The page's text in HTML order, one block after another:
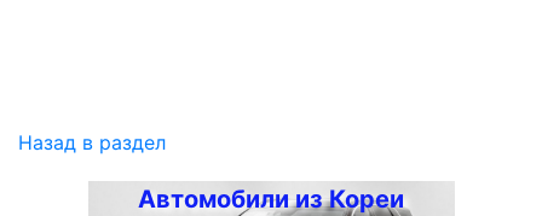
Назад в раздел
Автомобили из Кореи